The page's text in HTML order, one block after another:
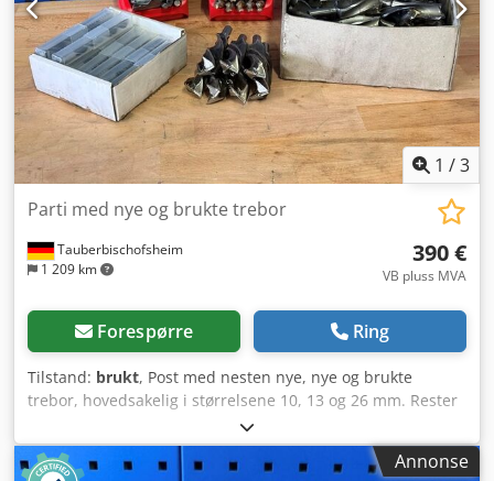
1 /3
Tauberbischofsheim
1 209 km
Parti med nye og brukte trebor
390 €
VB pluss MVA
Forespørre Ring
Tilstand: brukt, Post med nesten nye, nye og brukte
trebor, hovedsakelig i størrelsene 10, 13 og 26 mm. Rester
fra en dobbeltende profileringsmaskin med
boreaggregater. Djdpozrygrjfx Aqpjck
Annonse